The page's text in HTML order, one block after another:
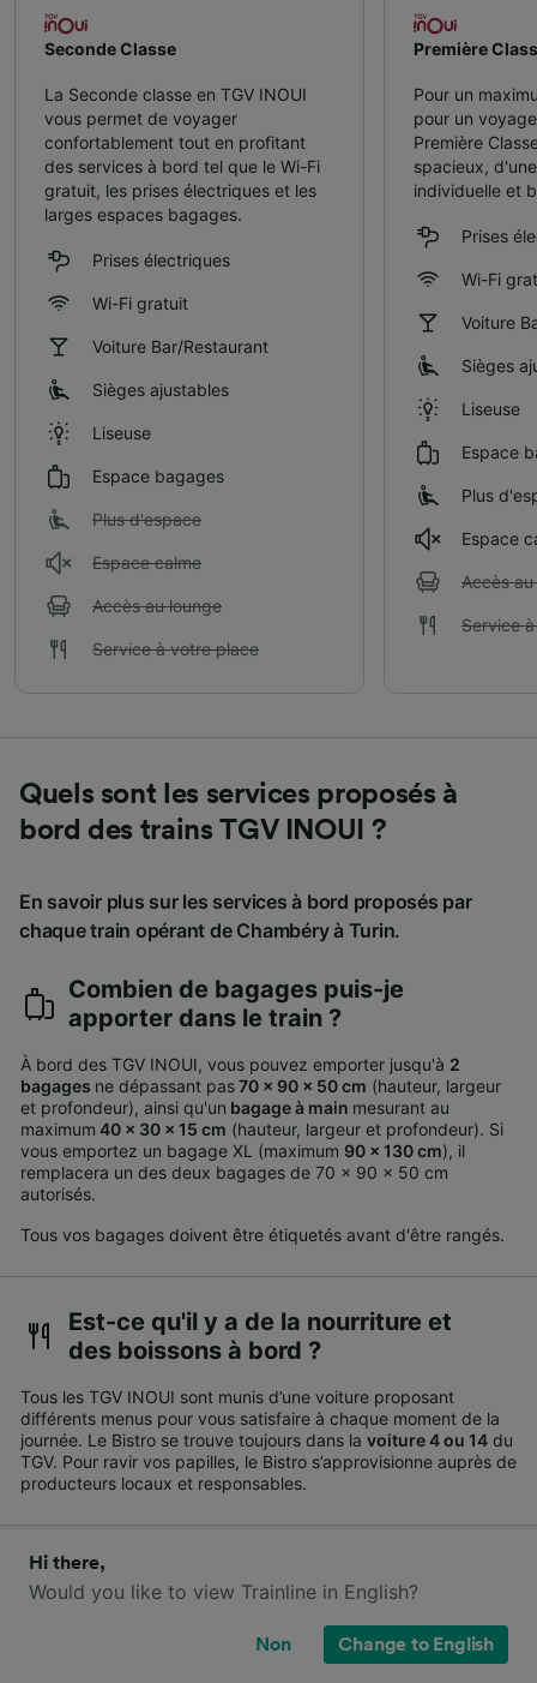
Seconde Classe
La Seconde classe en TGV INOUI
vous permet de voyager
confortablement tout en profitant
des services à bord tel que le Wi-Fi
gratuit, les prises électriques et les
larges espaces bagages.
Prises électriques
Wi-Fi gratuit
Voiture Bar/Restaurant
Sièges ajustables
Liseuse
Espace bagages
Plus d'espace
Espace calme
Accès au lounge
Service à votre place
Première
Pour un
pour un
Première
spacieux,
individuelle et
Prises
Wi-Fi
Voiture
Sièges
Liseuse
Espace
Plus
Espace
Accès
Service
Quels sont les services proposés à
bord des trains TGV INOUI ?
En savoir plus sur les services à bord proposés par
chaque train opérant de Chambéry à Turin.
Combien de bagages puis-je
apporter dans le train ?
À bord des TGV INOUI, vous pouvez emporter jusqu'à 2
bagages ne dépassant pas70 x 90 x 50 cm (hauteur, largeur
et profondeur), ainsi qu'un bagage à main mesurant au
maximum 40 x 30 x 15 cm (hauteur, largeur et profondeur). Si
vous emportez un bagage XL (maximum 90 x 130 cm), il
remplacera un des deux bagages de 70 x 90 x 50 cm
autorisés.
Tous vos bagages doivent être étiquetés avant d'être rangés.
Est-ce qu'il y a de la nourriture et
des boissons à bord ?
Tous les TGV INOUI sont munis d’une voiture proposant
différents menus pour vous satisfaire à chaque moment de la
journée. Le Bistro se trouve toujours dans la voiture 4 ou 14 du
TGV. Pour ravir vos papilles, le Bistro s’approvisionne auprès de
producteurs locaux et responsables.
Des services de divertissement
sont-ils disponibles ?
Les TGV INOUI sont équipés duWi-Fi gratuità bord, profitez-
en ! Le wifi des trains à grande vitesse vous donne la
Hi there,
Would you like to view Trainline in English?
Non Change to English